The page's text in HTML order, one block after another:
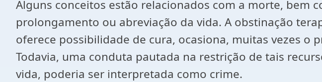
Alguns conceitos estão relacionados com a morte, bem
prolongamento ou abreviação da vida. A obstinação
oferece possibilidade de cura, ocasiona, muitas vezes
Todavia, uma conduta pautada na restrição de tais
vida, poderia ser interpretada como crime.